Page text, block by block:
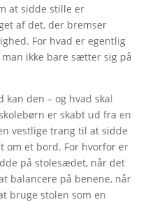
at sidde stille er
af det, der bremser
For hvad er egentlig
ikke bare sætter sig på
kan den – og hvad skal
er skabt ud fra en
vestlige trang til at sidde
om et bord. For hvorfor er
på stolesædet, når det
balancere på benene, når
bruge stolen som en